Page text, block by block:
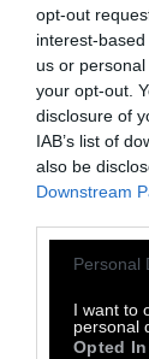
opt-out
interest-
us or
your opt-out.
disclosure of
IAB’s list of
also be
Downstream
Personal
I want to
personal
Opted In
Θέλουν
και στη
τη μέρα
Επειδή
αυτόν
εξουσία.
Αυτός
δώσει